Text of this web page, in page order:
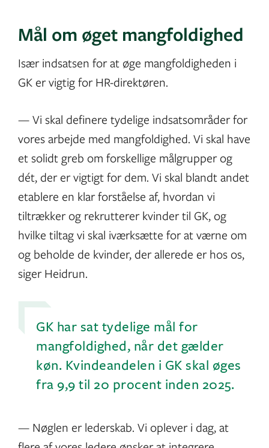
Mål om øget mangfoldighed
Især indsatsen for at øge mangfoldigheden i
GK er vigtig for HR-direktøren.
— Vi skal definere tydelige indsatsområder for
vores arbejde med mangfoldighed. Vi skal have
et solidt greb om forskellige målgrupper og
dét, der er vigtigt for dem. Vi skal blandt andet
etablere en klar forståelse af, hvordan vi
tiltrækker og rekrutterer kvinder til GK, og
hvilke tiltag vi skal iværksætte for at værne om
og beholde de kvinder, der allerede er hos os,
siger Heidrun.
GK har sat tydelige mål for
mangfoldighed, når det gælder
køn. Kvindeandelen i GK skal øges
fra 9,9 til 20 procent inden 2025.
— Nøglen er lederskab. Vi oplever i dag, at